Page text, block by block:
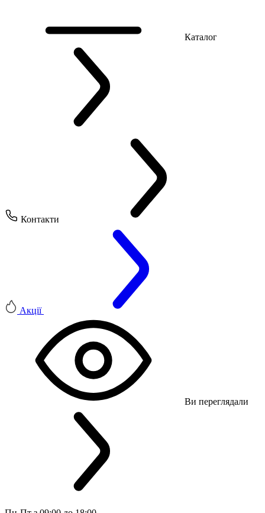
Каталог
Контакти
Акції
Ви переглядали